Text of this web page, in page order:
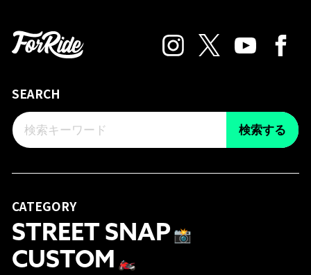
SEARCH
検索する
CATEGORY
STREET SNAP 📸
CUSTOM 🏍